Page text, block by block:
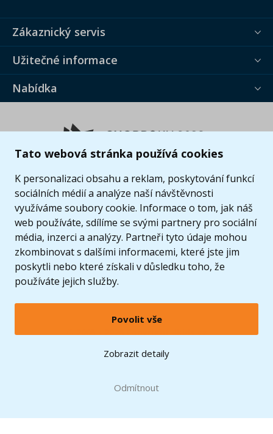
Tato webová stránka používá cookies
K personalizaci obsahu a reklam, poskytování funkcí
sociálních médií a analýze naší návštěvnosti
využíváme soubory cookie. Informace o tom, jak náš
web používáte, sdílíme se svými partnery pro sociální
média, inzerci a analýzy. Partneři tyto údaje mohou
zkombinovat s dalšími informacemi, které jste jim
poskytli nebo které získali v důsledku toho, že
používáte jejich služby.
Povolit vše
Zobrazit detaily
Odmítnout
Zákaznický servis
Užitečné informace
Nabídka
© 2005 - 2026 Copyright 4kids.cz
LEGO, logo LEGO a minifigurka jsou ochrannými známkami společnosti LEGO Group. ©
2024 The LEGO Group.
Zobrazit verzi pro desktop
při nákupu od